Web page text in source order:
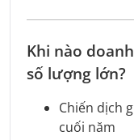
Khi nào
số lượng lớn?
Chiến dịch
cuối năm